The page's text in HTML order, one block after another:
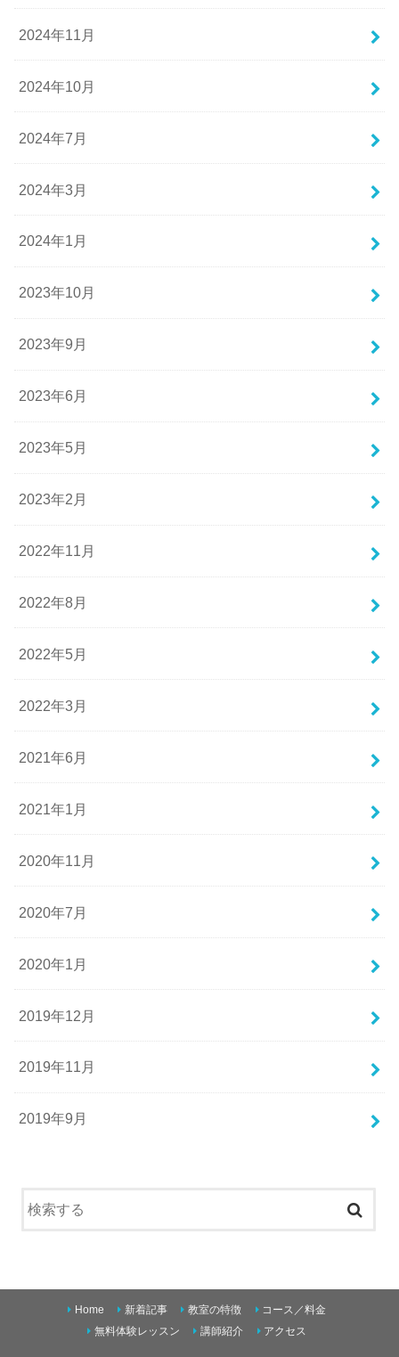
2024年11月
2024年10月
2024年7月
2024年3月
2024年1月
2023年10月
2023年9月
2023年6月
2023年5月
2023年2月
2022年11月
2022年8月
2022年5月
2022年3月
2021年6月
2021年1月
2020年11月
2020年7月
2020年1月
2019年12月
2019年11月
2019年9月
Home 新着記事 教室の特徴
コース／料金
無料体験レッスン
講師紹介 アクセス